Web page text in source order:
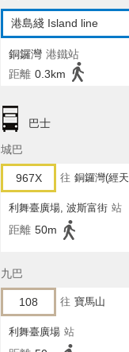
港島綫 Island line
銅鑼灣 港鐵站
距離 0.3km
巴士
城巴
967X 往 銅鑼灣(經
利舞臺廣場, 波斯富街 站
距離 50m
九巴
108 往 寶馬山
利舞臺廣場 站